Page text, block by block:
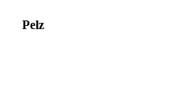
Pelz